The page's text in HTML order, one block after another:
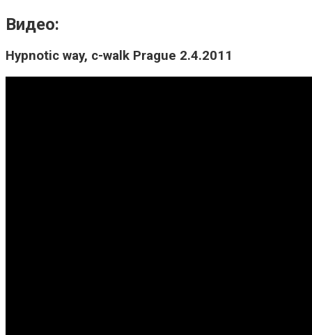
Видео:
Hypnotic way, c-walk Prague 2.4.2011